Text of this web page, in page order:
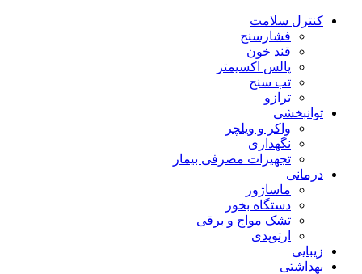
کنترل سلامت
فشارسنج
قند خون
پالس اکسیمتر
تب سنج
ترازو
توانبخشی
واکر و ویلچر
نگهداری
تجهیزات مصرفی بیمار
درمانی
ماساژور
دستگاه بخور
تشک مواج و برقی
ارتوپدی
زیبایی
بهداشتی